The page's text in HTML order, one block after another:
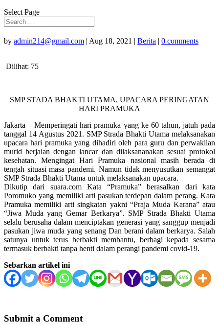
Select Page
by admin214@gmail.com | Aug 18, 2021 | Berita | 0 comments
Dilihat: 75
SMP STADA BHAKTI UTAMA, UPACARA PERINGATAN
HARI PRAMUKA
Jakarta – Memperingati hari pramuka yang ke 60 tahun, jatuh pada
tanggal 14 Agustus 2021. SMP Strada Bhakti Utama melaksanakan
upacara hari pramuka yang dihadiri oleh para guru dan perwakilan
murid berjalan dengan lancar dan dilaksananakan sesuai protokol
kesehatan. Mengingat Hari Pramuka nasional masih berada di
tengah situasi masa pandemi. Namun tidak menyusutkan semangat
SMP Strada Bhakti Utama untuk melaksanakan upacara.
Dikutip dari suara.com Kata “Pramuka” berasalkan dari kata
Poromuko yang memiliki arti pasukan terdepan dalam perang. Kata
Pramuka memiliki arti singkatan yakni “Praja Muda Karana” atau
“Jiwa Muda yang Gemar Berkarya”. SMP Strada Bhakti Utama
selalu berusaha dalam menciptakan generasi yang sanggup menjadi
pasukan jiwa muda yang senang Dan berani dalam berkarya. Salah
satunya untuk terus berbakti membantu, berbagi kepada sesama
termasuk berbakti tanpa henti dalam perangi pandemi covid-19.
Sebarkan artikel ini
Submit a Comment